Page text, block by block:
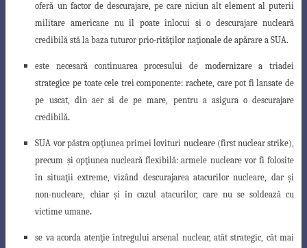
oferă un factor de descurajare, pe care niciun alt element al puterii
militare americane nu îl poate înlocui şi o descurajare nucleară
credibilă stă la baza tuturor prio-rităţilor naţionale de apărare a SUA.
este necesară continuarea procesului de modernizare a triadei
strategicepe toate cele trei componente: rachete, care pot fi lansate de
pe uscat, din aer si de pe mare, pentru a asigura odescurajare
credibilă.
SUA vor păstra opţiunea primei lovituri nucleare (first nuclear strike),
precum şi opţiunea nucleară flexibilă: armele nucleare vor fi folosite
în situaţii extreme, vizând descurajarea atacurilor nucleare, dar şi
non-nucleare, chiar şi în cazul atacurilor, care nu se soldează cu
victime umane.
se va acorda atenţie întregului arsenal nuclear, atât strategic, cât mai